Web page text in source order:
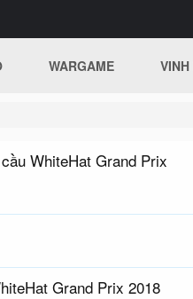
WARGAME
WhiteHat Grand Prix
Grand Prix 2018